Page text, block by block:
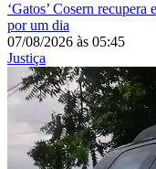
‘Gatos’ Cosern recupera
por um dia
07/08/2026 às 05:45
Justiça